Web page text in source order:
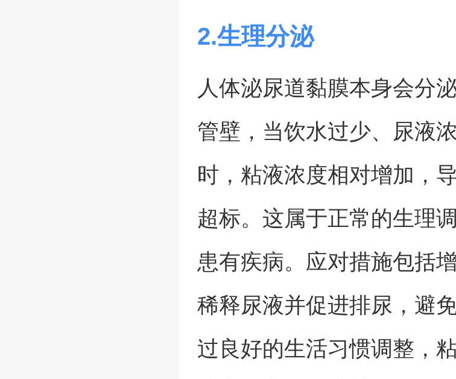
2.生理分泌
人体泌尿道黏膜本身会分
管壁，当饮水过少、尿液
时，粘液浓度相对增加，
超标。这属于正常的生理
患有疾病。应对措施包括
稀释尿液并促进排尿，避
过良好的生活习惯调整，